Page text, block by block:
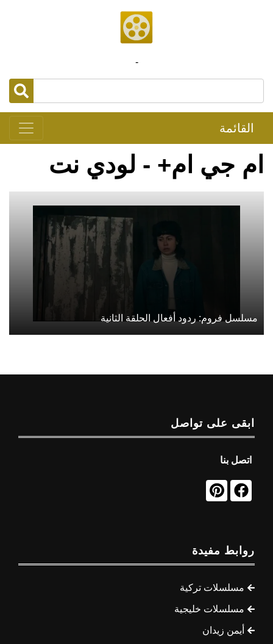
-
القائمة
ام جي ام+ - لودي نت
مسلسل فروم: ردود أفعال الحلقة الثانية
ابقى على تواصل
اتصل بنا
روابط مفيدة
مسلسلات تركية
مسلسلات خليجية
أيمن زيدان